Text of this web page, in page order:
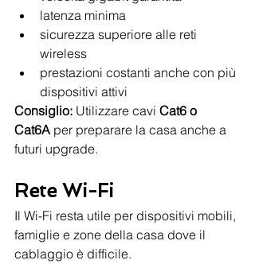
latenza minima
sicurezza superiore alle reti
wireless
prestazioni costanti anche con più
dispositivi attivi
Consiglio: Utilizzare cavi Cat6 o
Cat6A per preparare la casa anche a
futuri upgrade.
Rete Wi-Fi
Il Wi-Fi resta utile per dispositivi mobili,
famiglie e zone della casa dove il
cablaggio è difficile.